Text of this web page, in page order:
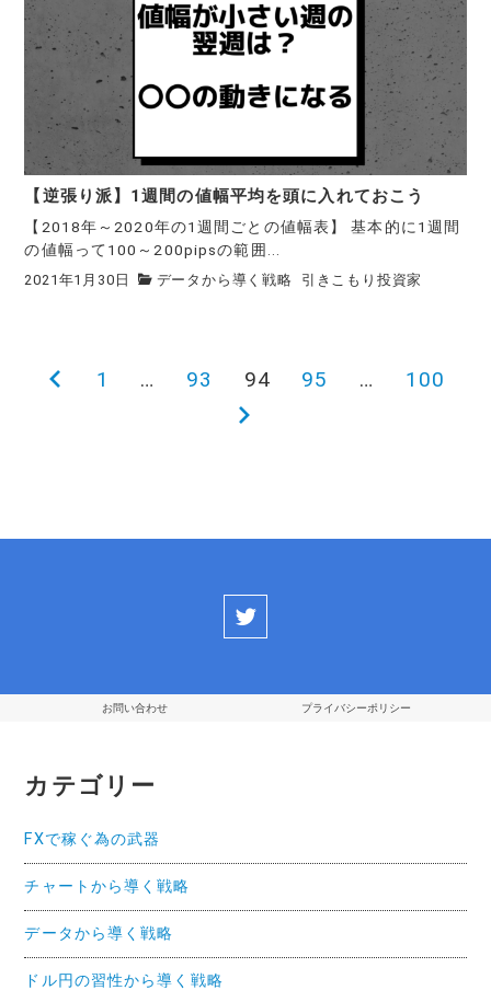
【逆張り派】1週間の値幅平均を頭に入れておこう
【2018年～2020年の1週間ごとの値幅表】 基本的に1週間
の値幅って100～200pipsの範囲...
2021年1月30日 データから導く戦略 引きこもり投資家
投
ペ
り
前1 … 93 94 95 …
100
次
お問い合わせ プライバシーポリシー
カテゴリー
FXで稼ぐ為の武器
チャートから導く戦略
データから導く戦略
ドル円の習性から導く戦略